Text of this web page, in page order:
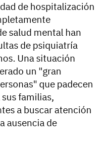
de hospitalización
salud mental han
de psiquiatría
Una situación
un "gran
que padecen
familias,
a buscar atención
ausencia de